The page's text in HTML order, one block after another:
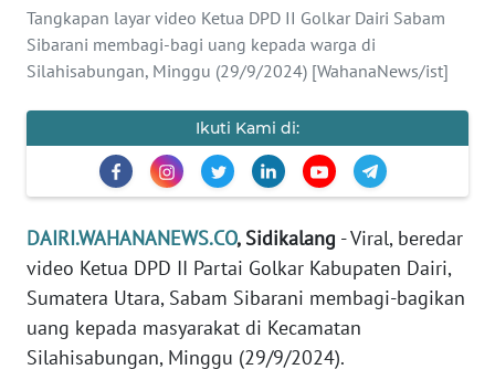
Tangkapan layar video Ketua DPD II Golkar Dairi Sabam
Sibarani membagi-bagi uang kepada warga di
Silahisabungan, Minggu (29/9/2024) [WahanaNews/ist]
Ikuti Kami di:
DAIRI.WAHANANEWS.CO, Sidikalang - Viral, beredar
video Ketua DPD II Partai Golkar Kabupaten Dairi,
Sumatera Utara, Sabam Sibarani membagi-bagikan
uang kepada masyarakat di Kecamatan
Silahisabungan, Minggu (29/9/2024).
INFO
IKLAN
KAMI
MEDIA
SIBER
REDAKSI